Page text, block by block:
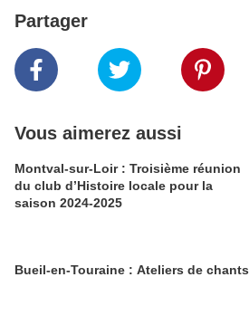
Partager
Vous aimerez aussi
Montval-sur-Loir : Troisième réunion
du club d’Histoire locale pour la
saison 2024-2025
Bueil-en-Touraine : Ateliers de chants